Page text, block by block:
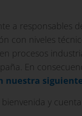
a responsables
con niveles
procesos
En
nuestra
y